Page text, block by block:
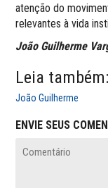
atenção do
relevantes à vida
João Guilherme
Leia
João Guilherme
ENVIE SEUS